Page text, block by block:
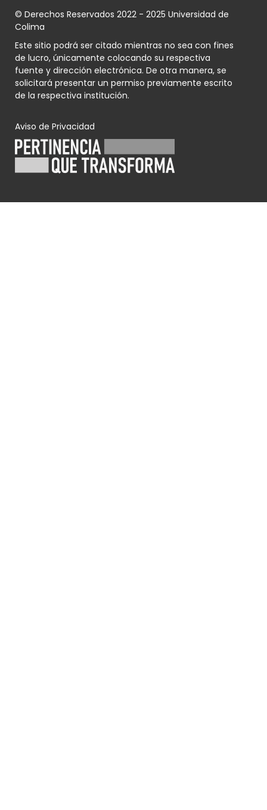
© Derechos Reservados 2022 - 2025 Universidad de
Colima
Este sitio podrá ser citado mientras no sea con fines
de lucro, únicamente colocando su respectiva
fuente y dirección electrónica. De otra manera, se
solicitará presentar un permiso previamente escrito
de la respectiva institución.
Aviso de Privacidad